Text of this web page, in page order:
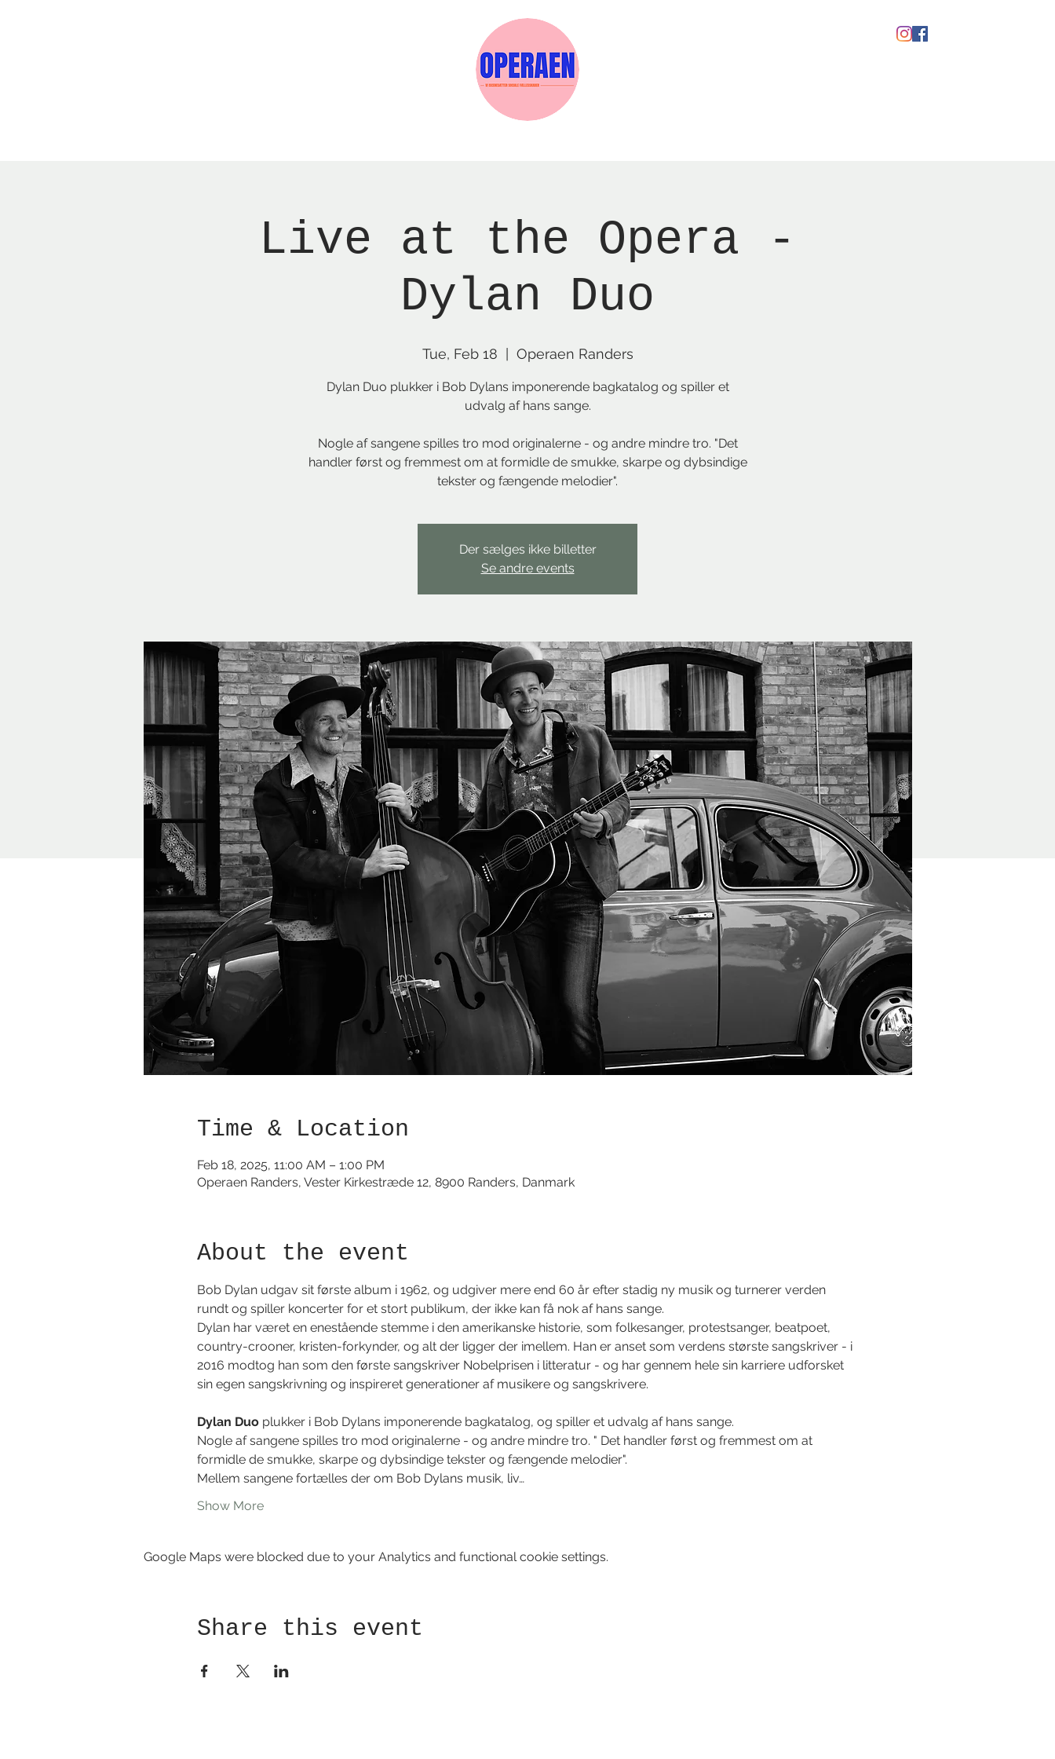
Live at the Opera -
Dylan Duo
Tue, Feb 18 Operaen Randers
Dylan Duo plukker i Bob Dylans imponerende bagkatalog og spiller et
udvalg af hans sange.
Nogle af sangene spilles tro mod originalerne - og andre mindre tro. "Det
handler først og fremmest om at formidle de smukke, skarpe og dybsindige
tekster og fængende melodier".
Der sælges ikke billetter
Se andre events
Time & Location
Feb 18, 2025, 11:00 AM – 1:00 PM
Operaen Randers, Vester Kirkestræde 12, 8900 Randers, Danmark
About the event
Bob Dylan udgav sit første album i 1962, og udgiver mere end 60 år efter stadig ny musik og turnerer verden
rundt og spiller koncerter for et stort publikum, der ikke kan få nok af hans sange.
Dylan har været en enestående stemme i den amerikanske historie, som folkesanger, protestsanger, beatpoet,
country-crooner, kristen-forkynder, og alt der ligger der imellem. Han er anset som verdens største sangskriver - i
2016 modtog han som den første sangskriver Nobelprisen i litteratur - og har gennem hele sin karriere udforsket
sin egen sangskrivning og inspireret generationer af musikere og sangskrivere.
Dylan Duo plukker i Bob Dylans imponerende bagkatalog, og spiller et udvalg af hans sange.
Nogle af sangene spilles tro mod originalerne - og andre mindre tro. " Det handler først og fremmest om at
formidle de smukke, skarpe og dybsindige tekster og fængende melodier".
Mellem sangene fortælles der om Bob Dylans musik, liv…
Show More
Google Maps were blocked due to your Analytics and functional cookie settings.
Share this event